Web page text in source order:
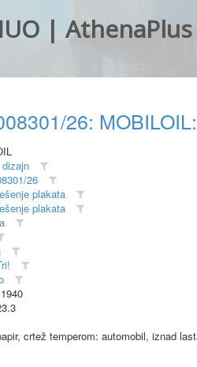
| AthenaPlus
26:
26
plakata
plakata
crtež temperom: automobil, iznad